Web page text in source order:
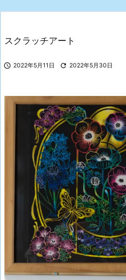
スクラッチアート
 2022年5月11日  2022年5月30日